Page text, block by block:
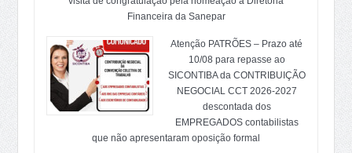
Financeira da Sanepar
Atenção PATRÕES – Prazo até
10/08 para repasse ao
SICONTIBA da CONTRIBUIÇÃO
NEGOCIAL CCT 2026-2027
descontada dos
EMPREGADOS contabilistas
que não apresentaram oposição formal